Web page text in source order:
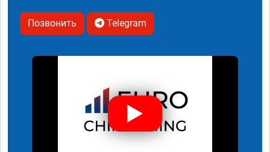
Позвонить Telegram